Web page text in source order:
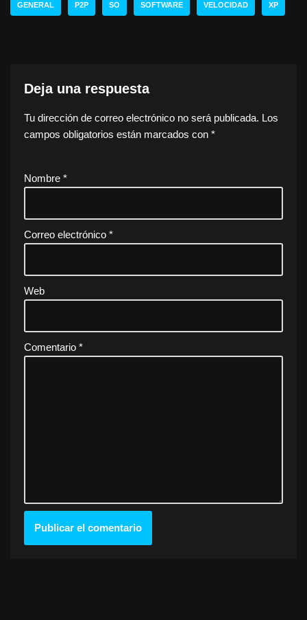
GENERAL P2P SO SOFTWARE VELOCIDAD XP
Deja una respuesta
Tu dirección de correo electrónico no será publicada. Los
campos obligatorios están marcados con *
Nombre *
Correo electrónico *
Web
Comentario *